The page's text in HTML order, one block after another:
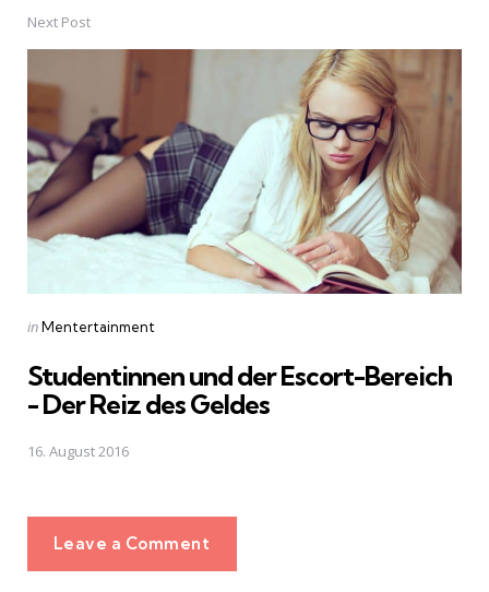
Next Post
Posted
inMentertainment
Studentinnen und der Escort-Bereich
- Der Reiz des Geldes
16. August 2016
Leave a Comment